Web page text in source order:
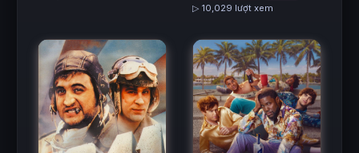
▷ 10,029 lượt xem